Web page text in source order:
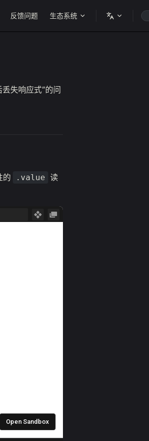
反馈问题 生态系统
失响应式”的问
的 .value 读